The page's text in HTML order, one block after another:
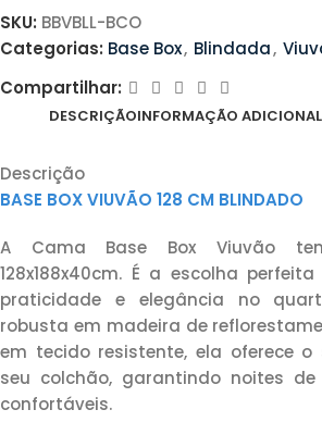
SKU: BBVBLL-BCO
Categorias: Base Box, Blindada,
Compartilhar:
DESCRIÇÃOINFORMAÇÃO ADICIONAL
Descrição
BASE BOX VIUVÃO 128 CM BLINDADO
A Cama Base Box Viuvão
128x188x40cm. É a escolha
praticidade e elegância no
robusta em madeira de
em tecido resistente, ela oferece
seu colchão, garantindo noites
confortáveis.